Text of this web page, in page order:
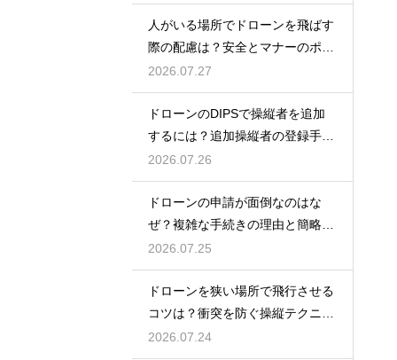
人がいる場所でドローンを飛ばす
際の配慮は？安全とマナーのポイ
ント
2026.07.27
ドローンのDIPSで操縦者を追加
するには？追加操縦者の登録手順
を解説
2026.07.26
ドローンの申請が面倒なのはな
ぜ？複雑な手続きの理由と簡略化
の動向
2026.07.25
ドローンを狭い場所で飛行させる
コツは？衝突を防ぐ操縦テクニッ
クを解説
2026.07.24